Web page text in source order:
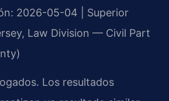
2026-05-04 | Superior
Law Division — Civil Part
Los resultados